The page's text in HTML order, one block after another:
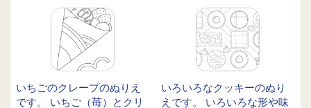
いちごのクレープのぬりえ
です。 いちご（苺）とクリ
いろいろなクッキーのぬり
えです。 いろいろな形や味